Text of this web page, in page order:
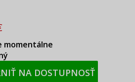
momentálne
NA DOSTUPNOSŤ